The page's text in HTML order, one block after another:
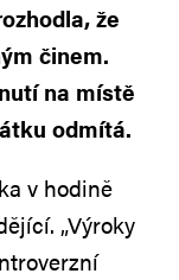
že
činem.
na místě
odmítá.
v hodině
„Výroky